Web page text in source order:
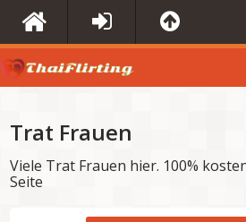
Trat Frauen
Viele Trat Frauen hier. 100%
Seite